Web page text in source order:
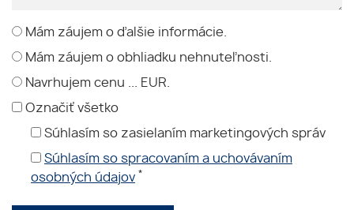
Mám záujem o ďalšie informácie.
Mám záujem o obhliadku nehnuteľnosti.
Navrhujem cenu ... EUR.
Označiť všetko
Súhlasím so zasielaním marketingových správ
Súhlasím so spracovaním a uchovávaním
osobných údajov *